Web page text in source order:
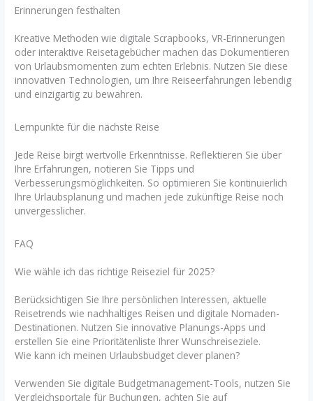
Erinnerungen festhalten
Kreative Methoden wie digitale Scrapbooks, VR-Erinnerungen
oder interaktive Reisetagebücher machen das Dokumentieren
von Urlaubsmomenten zum echten Erlebnis. Nutzen Sie diese
innovativen Technologien, um Ihre Reiseerfahrungen lebendig
und einzigartig zu bewahren.
Lernpunkte für die nächste Reise
Jede Reise birgt wertvolle Erkenntnisse. Reflektieren Sie über
Ihre Erfahrungen, notieren Sie Tipps und
Verbesserungsmöglichkeiten. So optimieren Sie kontinuierlich
Ihre Urlaubsplanung und machen jede zukünftige Reise noch
unvergesslicher.
FAQ
Wie wähle ich das richtige Reiseziel für 2025?
Berücksichtigen Sie Ihre persönlichen Interessen, aktuelle
Reisetrends wie nachhaltiges Reisen und digitale Nomaden-
Destinationen. Nutzen Sie innovative Planungs-Apps und
erstellen Sie eine Prioritätenliste Ihrer Wunschreiseziele.
Wie kann ich meinen Urlaubsbudget clever planen?
Verwenden Sie digitale Budgetmanagement-Tools, nutzen Sie
Vergleichsportale für Buchungen, achten Sie auf